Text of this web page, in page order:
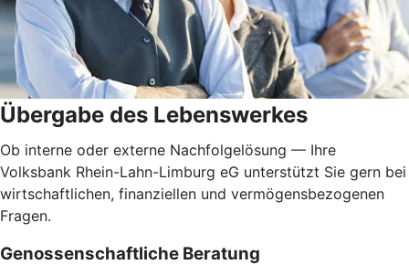
Übergabe des Lebenswerkes
Ob interne oder externe Nachfolgelösung — Ihre
Volksbank Rhein-Lahn-Limburg eG unterstützt Sie gern bei
wirtschaftlichen, finanziellen und vermögensbezogenen
Fragen.
Genossenschaftliche Beratung